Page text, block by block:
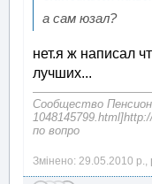
а сам юзал?
нет.я ж написал
лучших...
Сообщество
по вопро
Змінено: 29.05.2010 р.,